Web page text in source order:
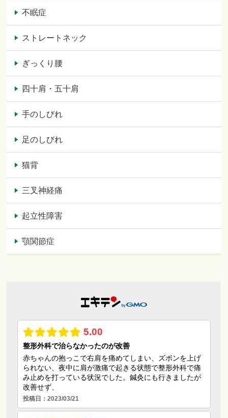
不眠症
ストレートネック
ぎっくり腰
四十肩・五十肩
手のしびれ
足のしびれ
猫背
三叉神経痛
起立性障害
顎関節症